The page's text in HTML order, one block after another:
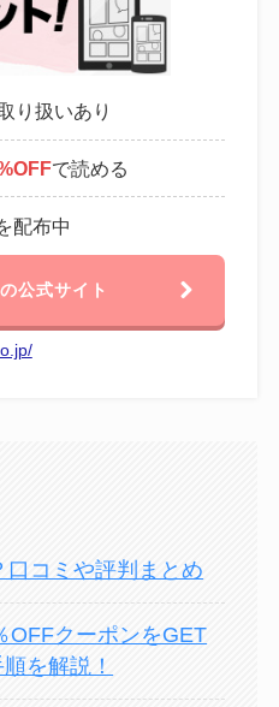
り扱いあり
で読める
配布中
公式サイト
コミや評判まとめ
OFFクーポンをGET
を解説！